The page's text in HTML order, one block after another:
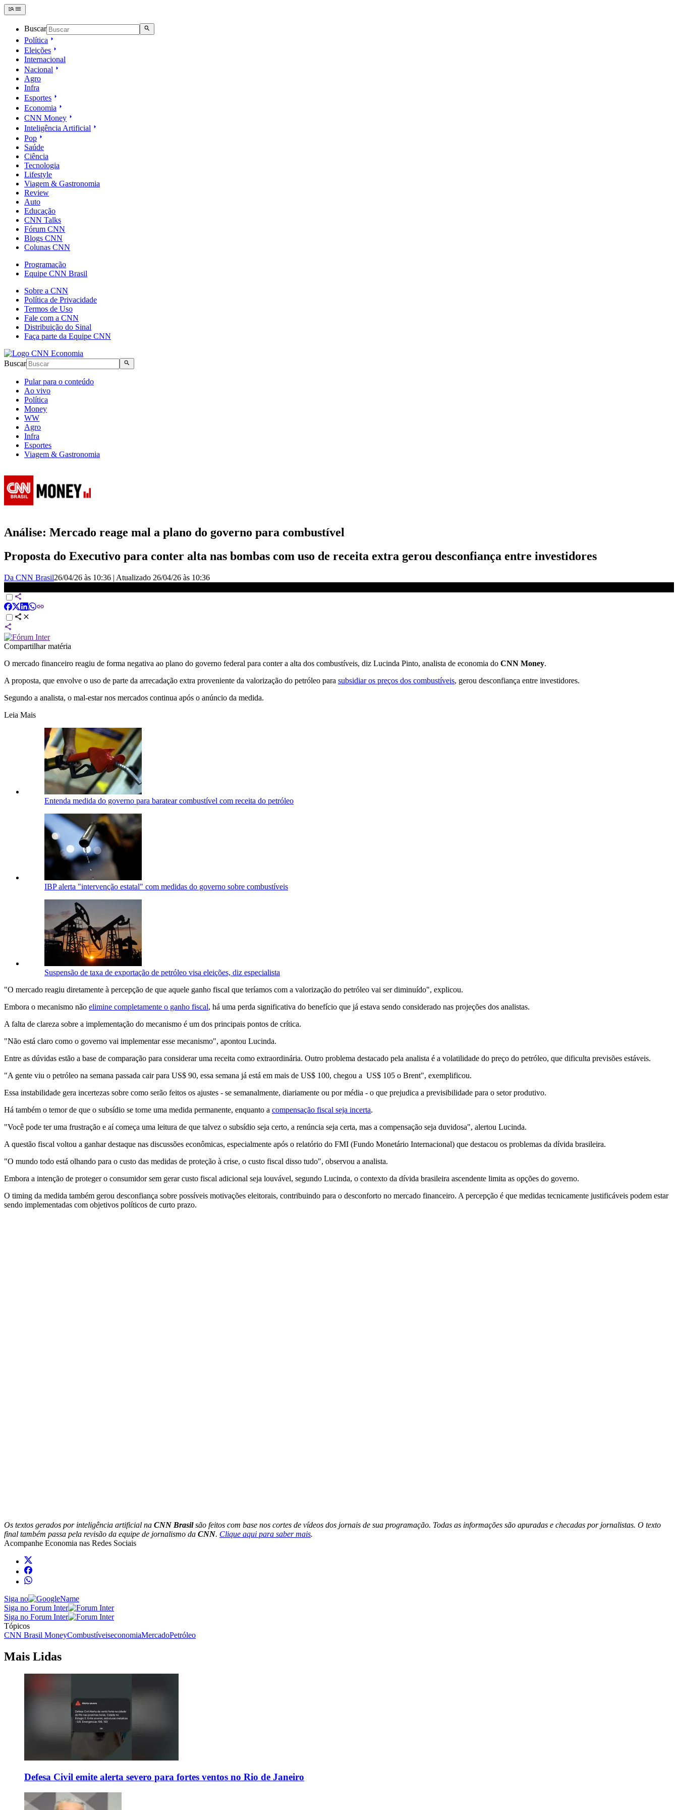
Buscar
Política
Eleições
Internacional
Nacional
Agro
Infra
Esportes
Economia
CNN Money
Inteligência Artificial
Pop
Saúde
Ciência
Tecnologia
Lifestyle
Viagem & Gastronomia
Review
Auto
Educação
CNN Talks
Fórum CNN
Blogs CNN
Colunas CNN
Programação
Equipe CNN Brasil
Sobre a CNN
Política de Privacidade
Termos de Uso
Fale com a CNN
Distribuição do Sinal
Faça parte da Equipe CNN
Buscar
Pular para o conteúdo
Ao vivo
Política
Money
WW
Agro
Infra
Esportes
Viagem & Gastronomia
Análise: Mercado reage mal a plano do governo para combustível
Proposta do Executivo para conter alta nas bombas com uso de receita extra gerou desconfiança entre investidores
Da CNN Brasil26/04/26 às 10:36 | Atualizado 26/04/26 às 10:36
Compartilhar matéria
O mercado financeiro reagiu de forma negativa ao plano do governo federal para conter a alta dos combustíveis, diz Lucinda Pinto, analista de economia do CNN Money.
A proposta, que envolve o uso de parte da arrecadação extra proveniente da valorização do petróleo para subsidiar os preços dos combustíveis, gerou desconfiança entre investidores.
Segundo a analista, o mal-estar nos mercados continua após o anúncio da medida.
Leia Mais
Entenda medida do governo para baratear combustível com receita do petróleo
IBP alerta "intervenção estatal" com medidas do governo sobre combustíveis
Suspensão de taxa de exportação de petróleo visa eleições, diz especialista
"O mercado reagiu diretamente à percepção de que aquele ganho fiscal que teríamos com a valorização do petróleo vai ser diminuído", explicou.
Embora o mecanismo não elimine completamente o ganho fiscal, há uma perda significativa do benefício que já estava sendo considerado nas projeções dos analistas.
A falta de clareza sobre a implementação do mecanismo é um dos principais pontos de crítica.
"Não está claro como o governo vai implementar esse mecanismo", apontou Lucinda.
Entre as dúvidas estão a base de comparação para considerar uma receita como extraordinária. Outro problema destacado pela analista é a volatilidade do preço do petróleo, que dificulta previsões estáveis.
"A gente viu o petróleo na semana passada cair para US$ 90, essa semana já está em mais de US$ 100, chegou a US$ 105 o Brent", exemplificou.
Essa instabilidade gera incertezas sobre como serão feitos os ajustes - se semanalmente, diariamente ou por média - o que prejudica a previsibilidade para o setor produtivo.
Há também o temor de que o subsídio se torne uma medida permanente, enquanto a compensação fiscal seja incerta.
"Você pode ter uma frustração e aí começa uma leitura de que talvez o subsídio seja certo, a renúncia seja certa, mas a compensação seja duvidosa", alertou Lucinda.
A questão fiscal voltou a ganhar destaque nas discussões econômicas, especialmente após o relatório do FMI (Fundo Monetário Internacional) que destacou os problemas da dívida brasileira.
"O mundo todo está olhando para o custo das medidas de proteção à crise, o custo fiscal disso tudo", observou a analista.
Embora a intenção de proteger o consumidor sem gerar custo fiscal adicional seja louvável, segundo Lucinda, o contexto da dívida brasileira ascendente limita as opções do governo.
O timing da medida também gerou desconfiança sobre possíveis motivações eleitorais, contribuindo para o desconforto no mercado financeiro. A percepção é que medidas tecnicamente justificáveis podem estar
sendo implementadas com objetivos políticos de curto prazo.
Os textos gerados por inteligência artificial na CNN Brasilsão feitos com base nos cortes de vídeos dos jornais de sua programação. Todas as informações são apuradas e checadas por jornalistas. O texto
final também passa pela revisão da equipe de jornalismo da CNN. Clique aqui para saber mais.
Acompanhe Economia nas Redes Sociais
Siga no
Siga no Forum Inter
Siga no Forum Inter
Tópicos
CNN Brasil MoneyCombustíveiseconomiaMercadoPetróleo
Mais Lidas
Defesa Civil emite alerta severo para fortes ventos no Rio de Janeiro